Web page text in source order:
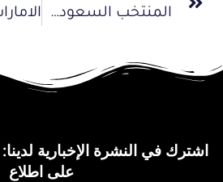
المنتخب السعودي للدراجات يبدأ استعداده للبطولة العربية بالجزائر
اشترك في النشرة الإخبارية
على اطلاع